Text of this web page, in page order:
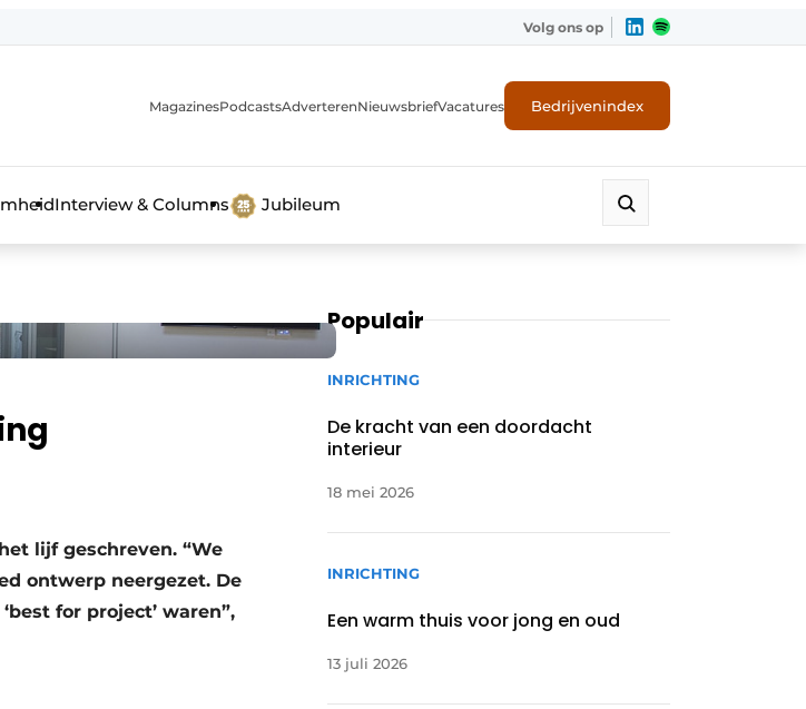
Volg ons op
MagazinesPodcastsAdverterenNieuwsbriefVacatures Bedrijvenindex
Interview & Columns Jubileum
lijf geschreven. “We
ontwerp neergezet. De
for project’ waren”,
Populair
INRICHTING
De kracht van een doordacht
interieur
18 mei 2026
INRICHTING
Een warm thuis voor jong en oud
13 juli 2026